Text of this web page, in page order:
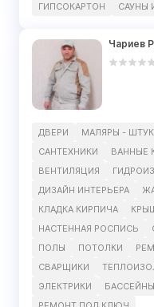
ГИПСОКАРТОН
САУНЫ
Чариев
ДВЕРИ МАЛЯРЫ -
САНТЕХНИКИ
ВАННЫЕ
ВЕНТИЛЯЦИЯ
ДИЗАЙН ИНТЕРЬЕРА
КЛАДКА КИРПИЧА
НАСТЕННАЯ РОСПИСЬ
ПОЛЫ
ПОТОЛКИ
СВАРЩИКИ
ЭЛЕКТРИКИ
БАССЕЙНЫ